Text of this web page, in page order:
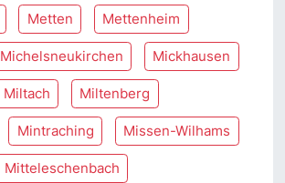
Metten Mettenheim
Michelsneukirchen Mickhausen
Miltach Miltenberg
Mintraching Missen-Wilhams
Mitteleschenbach